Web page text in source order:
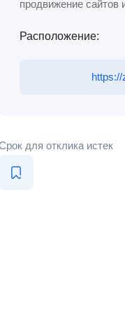
продвижение сайтов
Расположение:
для отклика истек